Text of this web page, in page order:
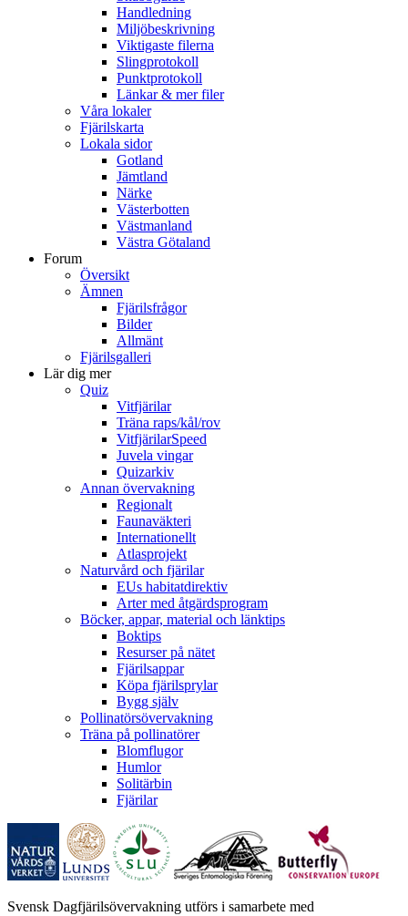
Handledning
Miljöbeskrivning
Viktigaste filerna
Slingprotokoll
Punktprotokoll
Länkar & mer filer
Våra lokaler
Fjärilskarta
Lokala sidor
Gotland
Jämtland
Närke
Västerbotten
Västmanland
Västra Götaland
Forum
Översikt
Ämnen
Fjärilsfrågor
Bilder
Allmänt
Fjärilsgalleri
Lär dig mer
Quiz
Vitfjärilar
Träna raps/kål/rov
VitfjärilarSpeed
Juvela vingar
Quizarkiv
Annan övervakning
Regionalt
Faunaväkteri
Internationellt
Atlasprojekt
Naturvård och fjärilar
EUs habitatdirektiv
Arter med åtgärdsprogram
Böcker, appar, material och länktips
Boktips
Resurser på nätet
Fjärilsappar
Köpa fjärilsprylar
Bygg själv
Pollinatörsövervakning
Träna på pollinatörer
Blomflugor
Humlor
Solitärbin
Fjärilar
Svensk Dagfjärilsövervakning utförs i samarbete med